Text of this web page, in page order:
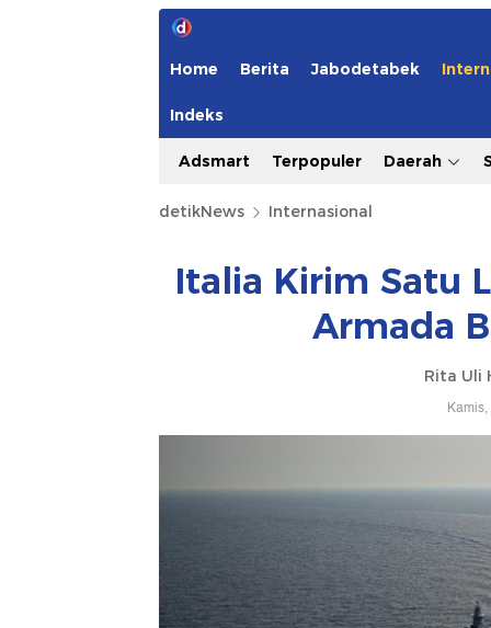
Home Berita Jabodetabek
Indeks
Adsmart Terpopuler Daerah
detikNews Internasional
Italia Kirim Satu
Armada
Rita Uli